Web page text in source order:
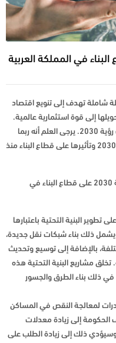
2030 على قطاع البناء في المملكة العربية
العربية السعودية 2030 هي خطة شاملة تهدف إلى تنويع اقتصاد
إلى قوة استثمارية عالمية.
يلعب قطاع البناء دوراً هاماً في تحقيق أهداف رؤية 2030. يرجى العلم أنه ربما
تكون هناك تطورات أو تغييرات في خطة رؤية 2030 وتأثيرها على قطاع البناء منذ
فيما يلي نظرة عامة على التأثير المحتمل لرؤية 2030 على قطاع البناء في
: تؤكد رؤية 2030 على تطوير البنية التحتية باعتبارها
ذلك بناء شبكات نقل جديدة،
بالإضافة إلى توسيع وتحديث
تخلق مشاريع البنية التحتية هذه
في ذلك بناء الطرق والجسور
لمعالجة النقص في المساكن
الحكومة إلى زيادة معدلات
ذلك إلى زيادة الطلب على